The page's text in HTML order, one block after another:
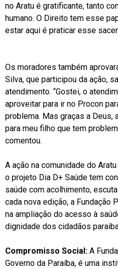
no Aratu é gratificante, tanto
humano. O Direito tem esse
estar aqui é praticar esse
Os moradores também
Silva, que participou da ação,
atendimento. “Gostei, o
aproveitar para ir no Procon
problema. Mas graças a Deus,
para meu filho que tem
comentou.
A ação na comunidade do
o projeto Dia D+ Saúde tem
saúde com acolhimento,
cada nova edição, a Fundação
na ampliação do acesso à
dignidade dos cidadãos
Compromisso Social: A
Governo da Paraíba, é uma